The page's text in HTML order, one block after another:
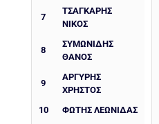
7
ΤΣΑΓΚΑΡΗΣ
ΝΙΚΟΣ
8
ΣΥΜΩΝΙΔΗΣ
ΘΑΝΟΣ
9
ΑΡΓΎΡΗΣ
ΧΡΉΣΤΟΣ
10
ΦΩΤΗΣ ΛΕΩΝΙΔΑΣ